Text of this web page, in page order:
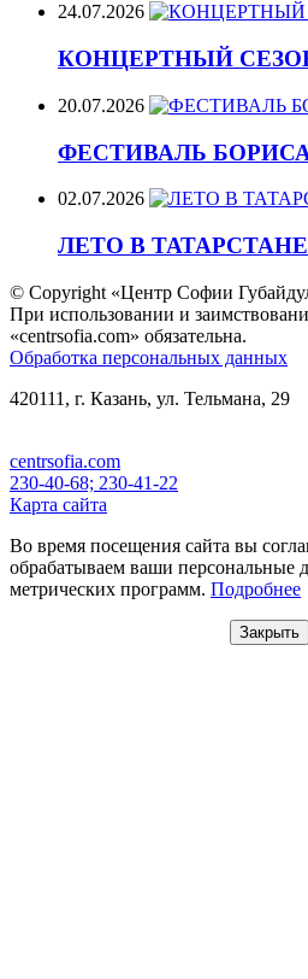
24.07.2026
КОНЦЕРТНЫЙ СЕЗОН
20.07.2026
ФЕСТИВАЛЬ
02.07.2026
ЛЕТО В ТАТАРСТАНЕ
© Copyright «Центр Софии
При использовании и
«centrsofia.com» обязательна.
Обработка персональных данных
420111, г. Казань, ул. Тельмана, 29
centrsofia.com
230-40-68; 230-41-22
Карта сайта
Во время посещения сайта вы
обрабатываем ваши персональные
метрических программ. Подробнее
Закрыть